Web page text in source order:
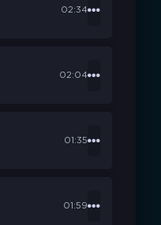
02:34
02:04
01:35
01:59